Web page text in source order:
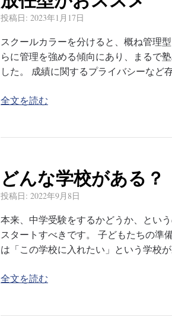
投稿日: 2023年1月17日
スクールカラーを分けると、概ね管理
らに管理を強める傾向にあり、まるで
した。 成績に関するプライバシーな
全文を読む
どんな学校がある？
投稿日: 2022年9月8日
本来、中学受験をするかどうか、とい
スタートすべきです。 子どもたちの準
は「この学校に入れたい」という学校
全文を読む